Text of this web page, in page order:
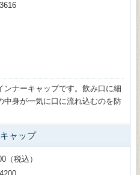
ンナーキャップです。飲み口に細
中身が一気に口に流れ込むのを防
ャップ
（税込）